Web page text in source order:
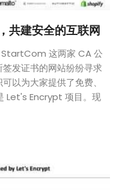
建安全的互联网
StartCom 这两家 CA 公
发证书的网站纷纷寻求
以为大家提供了免费、
Let's Encrypt 项目。现